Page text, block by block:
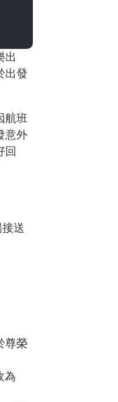
出
出發
航班
意外
回
送
尊榮
為